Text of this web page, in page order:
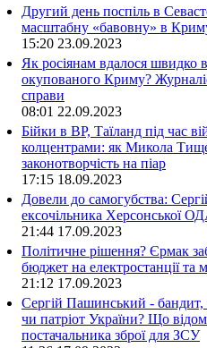
Другий день поспіль в
масштабну «бавовну» в
15:20 23.09.2023
Як росіянам вдалося швидко
окупованого Криму?
справи
08:01 22.09.2023
Бійки в ВР, Таїланд під час
колцентрами: як Микола
законотворчість на піар
17:15 18.09.2023
Довели до самогубства:
ексочільника Херсонської
21:44 17.09.2023
Політичне рішення? Єрмак
бюджет на електростанції та
21:12 17.09.2023
Сергій Пашинський - бандит,
чи патріот України? Що
постачальника зброї для ЗСУ